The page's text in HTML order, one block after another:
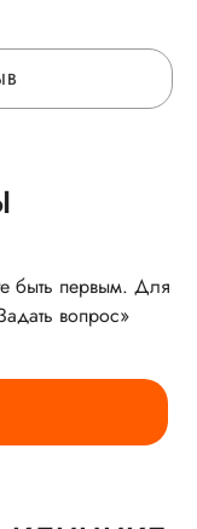
быть первым. Для
вопрос»